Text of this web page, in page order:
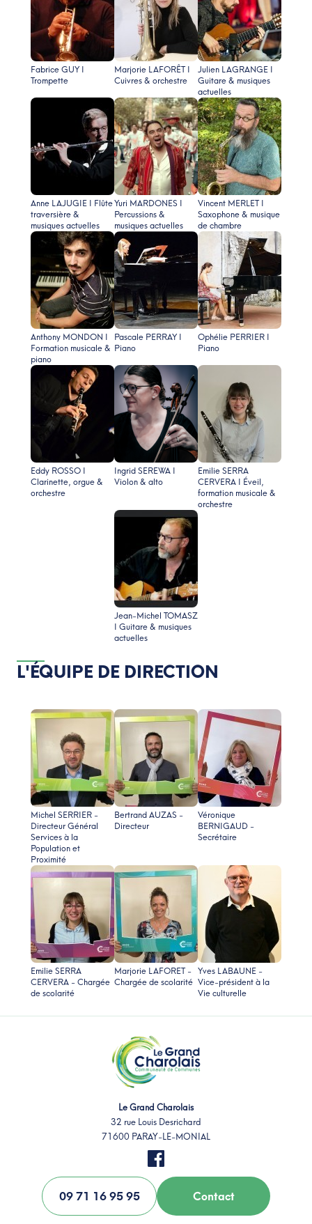
Fabrice GUY I
Trompette
Marjorie LAFORÊT I
Cuivres & orchestre
Julien LAGRANGE I
Guitare & musiques
actuelles
Anne LAJUGIE I Flûte
traversière &
musiques actuelles
Yuri MARDONES I
Percussions &
musiques actuelles
Vincent MERLET I
Saxophone & musique
de chambre
Anthony MONDON I
Formation musicale &
piano
Pascale PERRAY I
Piano
Ophélie PERRIER I
Piano
Eddy ROSSO I
Clarinette, orgue &
orchestre
Ingrid SEREWA I
Violon & alto
Emilie SERRA
CERVERA I Éveil,
formation musicale &
orchestre
Jean-Michel TOMASZ
I Guitare & musiques
actuelles
L'ÉQUIPE DE DIRECTION
Michel SERRIER -
Directeur Général
Services à la
Population et
Proximité
Bertrand AUZAS -
Directeur
Véronique
BERNIGAUD -
Secrétaire
Emilie SERRA
CERVERA - Chargée
de scolarité
Marjorie LAFORET -
Chargée de scolarité
Yves LABAUNE -
Vice-président à la
Vie culturelle
Le Grand Charolais
32 rue Louis Desrichard
71600 PARAY-LE-MONIAL
09 71 16 95 95 Contact